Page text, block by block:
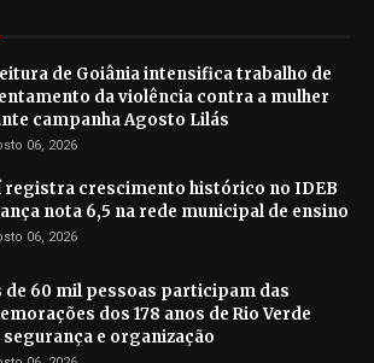
de Goiânia intensifica trabalho de
da violência contra a mulher
campanha Agosto Lilás
06, 2026
registra crescimento histórico no IDEB
nota 6,5 na rede municipal de ensino
06, 2026
de 60 mil pessoas participam das
dos 178 anos de Rio Verde
segurança e organização